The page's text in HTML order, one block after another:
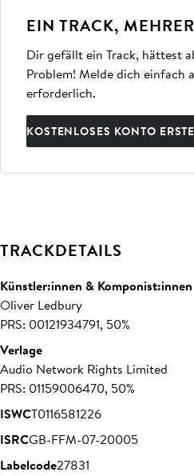
EIN TRACK,
Dir gefällt ein Track, hättest
Problem! Melde dich einfach
erforderlich.
KOSTENLOSES KONTO
TRACKDETAILS
Künstler:innen & Komponist:innen
Oliver Ledbury
PRS: 00121934791, 50%
Verlage
Audio Network Rights Limited
PRS: 01159006470, 50%
ISWCT0116581226
ISRCGB-FFM-07-20005
Labelcode27831